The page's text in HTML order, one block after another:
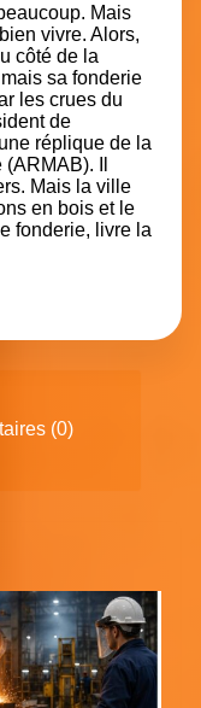
Mais
vivre. Alors,
côté de la
sa fonderie
les crues du
de
réplique de la
Il
Mais la ville
en bois et le
fonderie​, livre la
(0)